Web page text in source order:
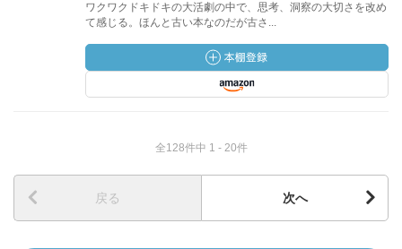
ワクワクドキドキの大活劇の中で、思考、洞察の大切さを改め
て感じる。ほんと古い本なのだが古さ...
全128件中 1 - 20件
戻る 次へ